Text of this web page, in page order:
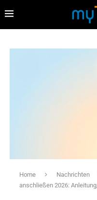
Home Nachrichten
anschließen 2026: